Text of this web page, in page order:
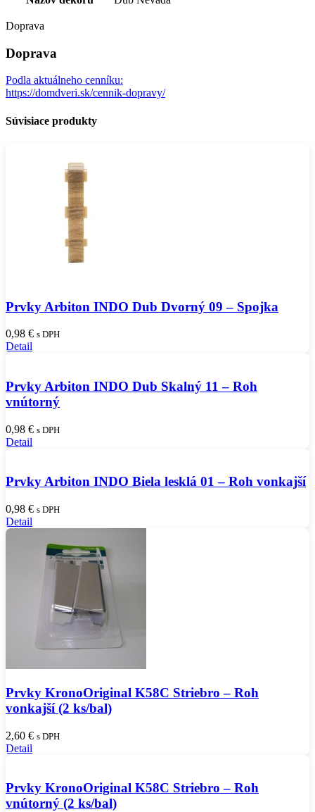
Doprava
Doprava
Podla aktuálneho cenníku:
https://domdveri.sk/cennik-dopravy/
Súvisiace produkty
Prvky Arbiton INDO Dub Dvorný 09 – Spojka
0,98 € s DPH
Detail
Prvky Arbiton INDO Dub Skalný 11 – Roh
vnútorný
0,98 € s DPH
Detail
Prvky Arbiton INDO Biela lesklá 01 – Roh vonkajší
0,98 € s DPH
Detail
Prvky KronoOriginal K58C Striebro – Roh
vonkajší (2 ks/bal)
2,60 € s DPH
Detail
Prvky KronoOriginal K58C Striebro – Roh
vnútorný (2 ks/bal)